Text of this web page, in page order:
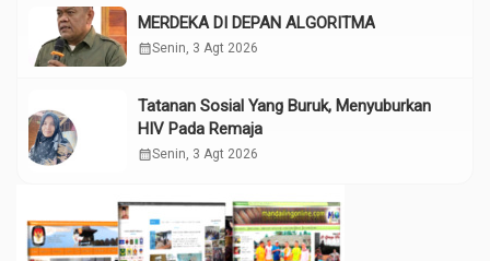
MERDEKA DI DEPAN ALGORITMA
calendar_monthSenin, 3 Agt 2026
Tatanan Sosial Yang Buruk, Menyuburkan
HIV Pada Remaja
calendar_monthSenin, 3 Agt 2026